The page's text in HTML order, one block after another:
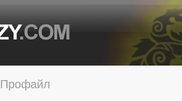
Профайл